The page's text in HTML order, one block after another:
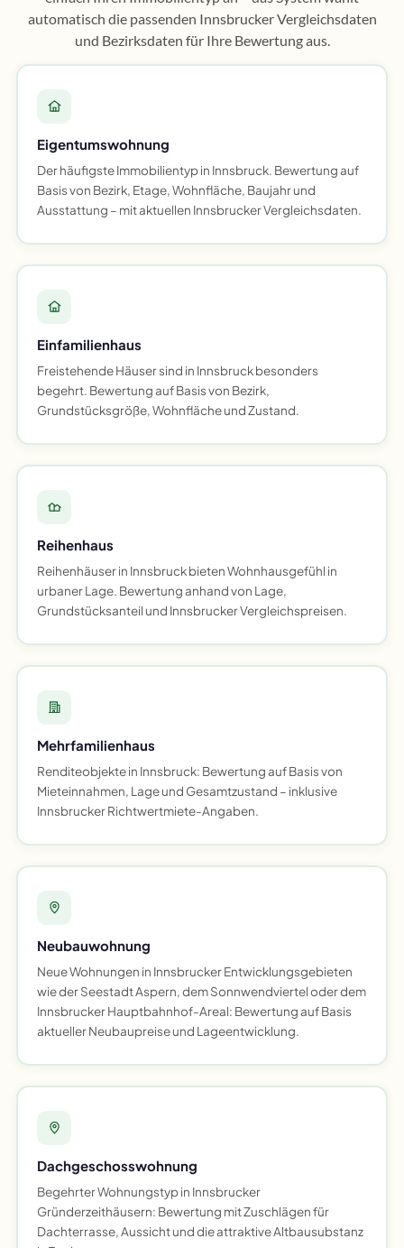
automatisch die passenden Innsbrucker Vergleichsdaten
und Bezirksdaten für Ihre Bewertung aus.
Eigentumswohnung
Der häufigste Immobilientyp in Innsbruck. Bewertung auf
Basis von Bezirk, Etage, Wohnfläche, Baujahr und
Ausstattung – mit aktuellen Innsbrucker Vergleichsdaten.
Einfamilienhaus
Freistehende Häuser sind in Innsbruck besonders
begehrt. Bewertung auf Basis von Bezirk,
Grundstücksgröße, Wohnfläche und Zustand.
Reihenhaus
Reihenhäuser in Innsbruck bieten Wohnhausgefühl in
urbaner Lage. Bewertung anhand von Lage,
Grundstücksanteil und Innsbrucker Vergleichspreisen.
Mehrfamilienhaus
Renditeobjekte in Innsbruck: Bewertung auf Basis von
Mieteinnahmen, Lage und Gesamtzustand – inklusive
Innsbrucker Richtwertmiete-Angaben.
Neubauwohnung
Neue Wohnungen in Innsbrucker Entwicklungsgebieten
wie der Seestadt Aspern, dem Sonnwendviertel oder dem
Innsbrucker Hauptbahnhof-Areal: Bewertung auf Basis
aktueller Neubaupreise und Lageentwicklung.
Dachgeschosswohnung
Begehrter Wohnungstyp in Innsbrucker
Gründerzeithäusern: Bewertung mit Zuschlägen für
Dachterrasse, Aussicht und die attraktive Altbausubstanz